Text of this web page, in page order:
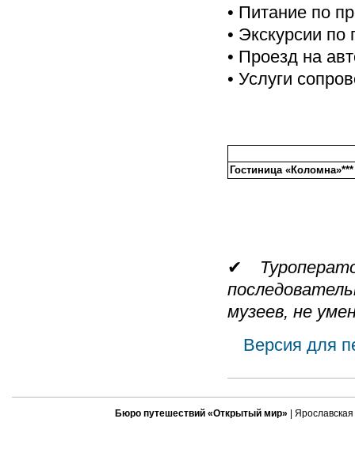
• Питание по
• Экскурсии по
• Проезд на
• Услуги
Гостиница
✔
музеев, не
Версия для
Бюро путешествий «Открытый мир» |